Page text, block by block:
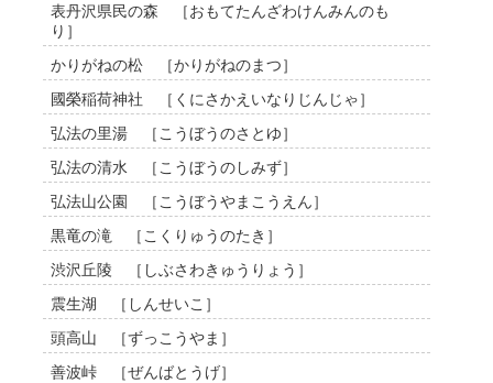
表丹沢県民の森 ［おもてたんざわけんみんのも
り］
かりがねの松 ［かりがねのまつ］
國榮稲荷神社 ［くにさかえいなりじんじゃ］
弘法の里湯 ［こうぼうのさとゆ］
弘法の清水 ［こうぼうのしみず］
弘法山公園 ［こうぼうやまこうえん］
黒竜の滝 ［こくりゅうのたき］
渋沢丘陵 ［しぶさわきゅうりょう］
震生湖 ［しんせいこ］
頭高山 ［ずっこうやま］
善波峠 ［ぜんばとうげ］